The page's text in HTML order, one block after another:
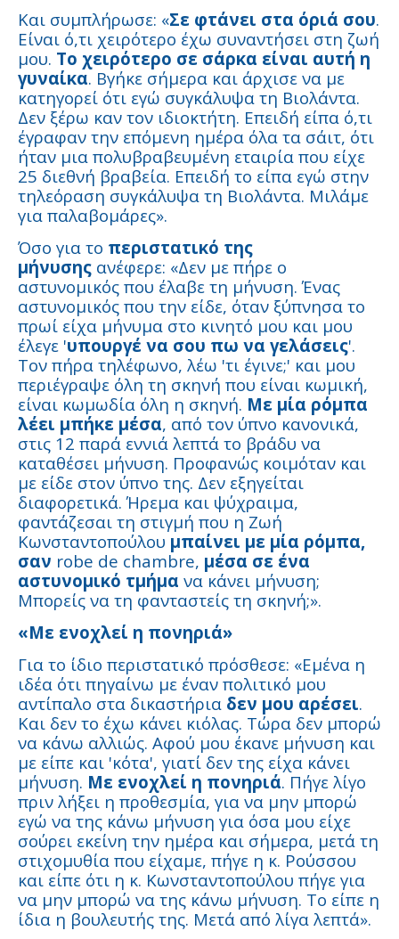
Και συμπλήρωσε: «Σε φτάνει στα όριά σου.
Είναι ό,τι χειρότερο έχω συναντήσει στη ζωή
μου. Το χειρότερο σε σάρκα είναι αυτή η
γυναίκα. Βγήκε σήμερα και άρχισε να με
κατηγορεί ότι εγώ συγκάλυψα τη Βιολάντα.
Δεν ξέρω καν τον ιδιοκτήτη. Επειδή είπα ό,τι
έγραφαν την επόμενη ημέρα όλα τα σάιτ, ότι
ήταν μια πολυβραβευμένη εταιρία που είχε
25 διεθνή βραβεία. Επειδή το είπα εγώ στην
τηλεόραση συγκάλυψα τη Βιολάντα. Μιλάμε
για παλαβομάρες».
Όσο για το περιστατικό της
μήνυσης ανέφερε: «Δεν με πήρε ο
αστυνομικός που έλαβε τη μήνυση. Ένας
αστυνομικός που την είδε, όταν ξύπνησα το
πρωί είχα μήνυμα στο κινητό μου και μου
έλεγε 'υπουργέ να σου πω να γελάσεις'.
Τον πήρα τηλέφωνο, λέω 'τι έγινε;' και μου
περιέγραψε όλη τη σκηνή που είναι κωμική,
είναι κωμωδία όλη η σκηνή. Με μία ρόμπα
λέει μπήκε μέσα, από τον ύπνο κανονικά,
στις 12 παρά εννιά λεπτά το βράδυ να
καταθέσει μήνυση. Προφανώς κοιμόταν και
με είδε στον ύπνο της. Δεν εξηγείται
διαφορετικά. Ήρεμα και ψύχραιμα,
φαντάζεσαι τη στιγμή που η Ζωή
Κωνσταντοπούλου μπαίνει με μία ρόμπα,
σαν robe de chambre, μέσα σε ένα
αστυνομικό τμήμα να κάνει μήνυση;
Μπορείς να τη φανταστείς τη σκηνή;».
«Με ενοχλεί η πονηριά»
Για το ίδιο περιστατικό πρόσθεσε: «Εμένα η
ιδέα ότι πηγαίνω με έναν πολιτικό μου
αντίπαλο στα δικαστήρια δεν μου αρέσει.
Και δεν το έχω κάνει κιόλας. Τώρα δεν μπορώ
να κάνω αλλιώς. Αφού μου έκανε μήνυση και
με είπε και 'κότα', γιατί δεν της είχα κάνει
μήνυση. Με ενοχλεί η πονηριά. Πήγε λίγο
πριν λήξει η προθεσμία, για να μην μπορώ
εγώ να της κάνω μήνυση για όσα μου είχε
σούρει εκείνη την ημέρα και σήμερα, μετά τη
στιχομυθία που είχαμε, πήγε η κ. Ρούσσου
και είπε ότι η κ. Κωνσταντοπούλου πήγε για
να μην μπορώ να της κάνω μήνυση. Το είπε η
ίδια η βουλευτής της. Μετά από λίγα λεπτά».